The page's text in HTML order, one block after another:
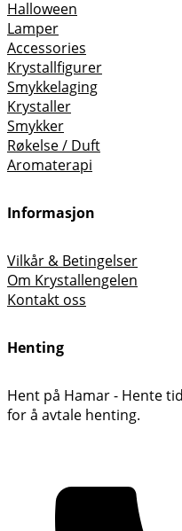
Halloween
Lamper
Accessories
Krystallfigurer
Smykkelaging
Krystaller
Smykker
Røkelse / Duft
Aromaterapi
Informasjon
Vilkår & Betingelser
Om Krystallengelen
Kontakt oss
Henting
Hent på Hamar - Hente
for å avtale henting.